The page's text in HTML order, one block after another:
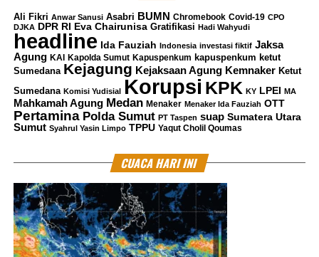
Ali Fikri Anwar Sanusi Asabri BUMN Chromebook Covid-19 CPO
DJKA DPR RI Eva Chairunisa Gratifikasi Hadi Wahyudi
headline Ida Fauziah Indonesia investasi fiktif Jaksa
Agung KAI Kapolda Sumut Kapuspenkum kapuspenkum ketut
Sumedana Kejagung Kejaksaan Agung Kemnaker Ketut
Sumedana Komisi Yudisial Korupsi KPK KY LPEI MA
Mahkamah Agung Medan Menaker Menaker Ida Fauziah OTT
Pertamina Polda Sumut PT Taspen suap Sumatera Utara
Sumut Syahrul Yasin Limpo TPPU Yaqut Cholil Qoumas
CUACA HARI INI